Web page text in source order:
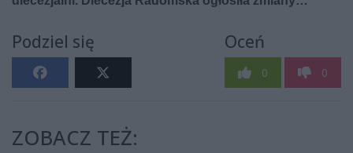
Podziel się Oceń
0 0
ZOBACZ TEŻ: